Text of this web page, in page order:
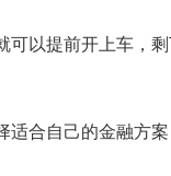
可以提前开上车，
适合自己的金融方